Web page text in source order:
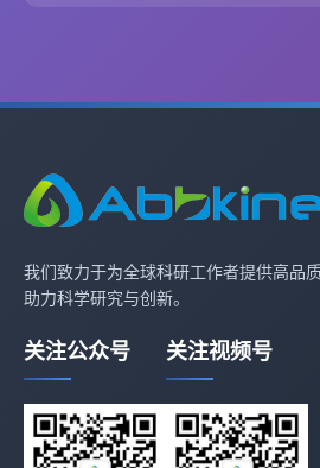
我们致力于为全球科研工作者提供高品
助力科学研究与创新。
关注公众号 关注视频号